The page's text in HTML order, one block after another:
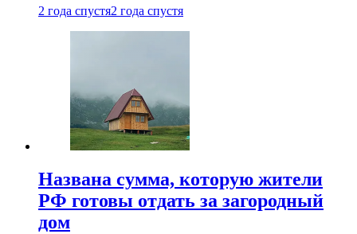
2 года спустя2 года спустя
Названа сумма, которую жители
РФ готовы отдать за загородный
дом